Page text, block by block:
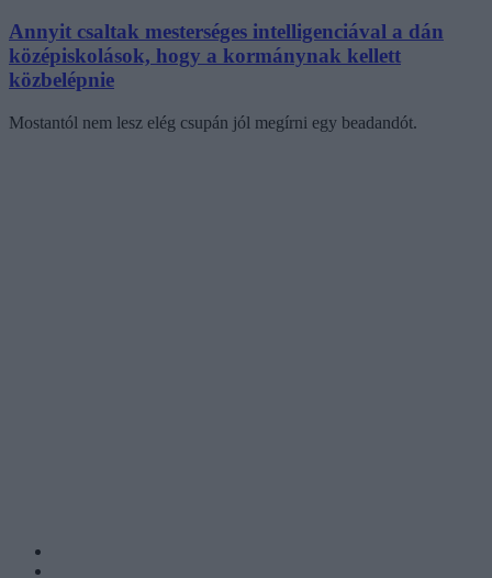
Annyit csaltak mesterséges intelligenciával a dán
középiskolások, hogy a kormánynak kellett
közbelépnie
Mostantól nem lesz elég csupán jól megírni egy beadandót.